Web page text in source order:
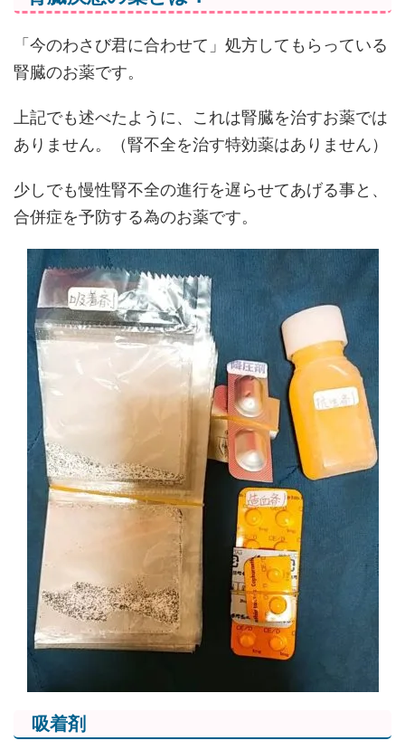
「今のわさび君に合わせて」処方してもらっている
腎臓のお薬です。
上記でも述べたように、これは腎臓を治すお薬では
ありません。（腎不全を治す特効薬はありません）
少しでも慢性腎不全の進行を遅らせてあげる事と、
合併症を予防する為のお薬です。
吸着剤